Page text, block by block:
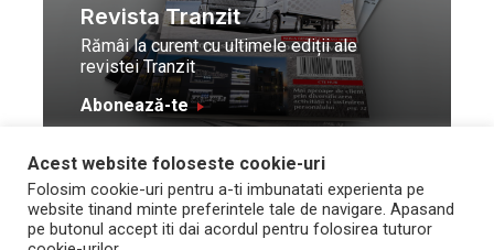
Revista Tranzit
Rămâi la curent cu ultimele ediții ale
revistei Tranzit
Abonează-te
© Toate drepturile
rezervate Trafic Media
2026
Design by
and development byNeo
Vision Technologies
Acest website foloseste cookie-uri
Folosim cookie-uri pentru a-ti imbunatati experienta pe
website tinand minte preferintele tale de navigare. Apasand
pe butonul accept iti dai acordul pentru folosirea tuturor